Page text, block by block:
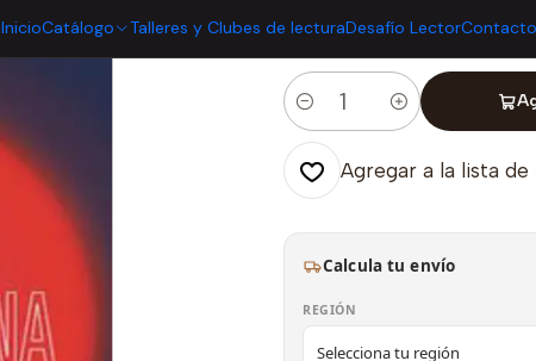
InicioCatálogo Talleres y Clubes de lecturaDesafío LectorContacto
Mostrar stock de
Cantidad
Agregar a la lista
Calcula tu envío
REGIÓN